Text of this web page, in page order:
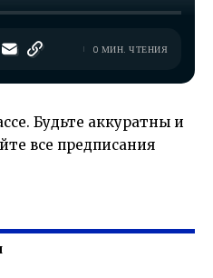
0 МИН. ЧТЕНИЯ
Будьте аккуратны и
все предписания